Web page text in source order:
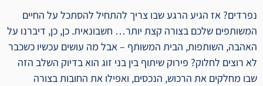
נפרדים? אז הגיע הרגע שבו צריך להתחיל להסתכל על החיים
המשותפים שלכם בצורה קצת יותר… חשבונאית. כן, כן, דיברנו על
האהבה, השותפות, הבית המשותף – אבל מה עושים עכשיו כשכבר
לא רוצים לחלוק? פירוק שיתוף בין בני זוג הוא בדיוק השלב הזה
שבו מחלקים את הרכוש, הנכסים, ואפילו את החובות בצורה